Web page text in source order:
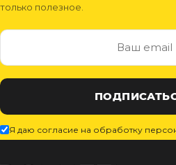
только полезное.
Я даю согласие на обработку